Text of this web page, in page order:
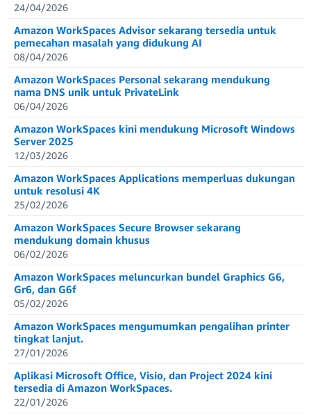
24/04/2026
Amazon WorkSpaces Advisor sekarang tersedia untuk
pemecahan masalah yang didukung AI
08/04/2026
Amazon WorkSpaces Personal sekarang mendukung
nama DNS unik untuk PrivateLink
06/04/2026
Amazon WorkSpaces kini mendukung Microsoft Windows
Server 2025
12/03/2026
Amazon WorkSpaces Applications memperluas dukungan
untuk resolusi 4K
25/02/2026
Amazon WorkSpaces Secure Browser sekarang
mendukung domain khusus
06/02/2026
Amazon WorkSpaces meluncurkan bundel Graphics G6,
Gr6, dan G6f
05/02/2026
Amazon WorkSpaces mengumumkan pengalihan printer
tingkat lanjut.
27/01/2026
Aplikasi Microsoft Office, Visio, dan Project 2024 kini
tersedia di Amazon WorkSpaces.
22/01/2026